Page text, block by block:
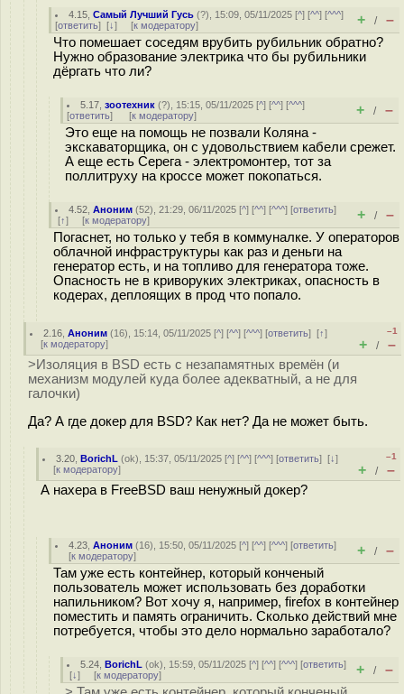
4.15 ,Самый Лучший Гусь (?), 15:09, 05/11/2025 [^] [^^] [^^^]
[ответить] [↓] [к модератору] + / –
Что помешает соседям врубить рубильник обратно?
Нужно образование электрика что бы рубильники
дёргать что ли?
5.17 ,зоотехник (?), 15:15, 05/11/2025 [^] [^^] [^^^]
[ответить] [к модератору] + / –
Это еще на помощь не позвали Коляна -
экскаваторщика, он с удовольствием кабели срежет.
А еще есть Серега - электромонтер, тот за
поллитруху на кроссе может покопаться.
4.52 ,Аноним (52), 21:29, 06/11/2025 [^] [^^] [^^^] [ответить]
[↑] [к модератору] + / –
Погаснет, но только у тебя в коммуналке. У операторов
облачной инфраструктуры как раз и деньги на
генератор есть, и на топливо для генератора тоже.
Опасность не в криворуких электриках, опасность в
кодерах, деплоящих в прод что попало.
2.16 ,Аноним (16), 15:14, 05/11/2025 [^] [^^] [^^^] [ответить][↑]
[к модератору]
–1
+ / –
>Изоляция в BSD есть с незапамятных времён (и
механизм модулей куда более адекватный, а не для
галочки)
Да? А где докер для BSD? Как нет? Да не может быть.
3.20 ,BorichL (ok), 15:37, 05/11/2025 [^] [^^] [^^^] [ответить][↓]
[к модератору]
–1
+ / –
А нахера в FreeBSD ваш ненужный докер?
4.23 ,Аноним (16), 15:50, 05/11/2025 [^] [^^] [^^^] [ответить]
[к модератору] + / –
Там уже есть контейнер, который конченый
пользователь может использовать без доработки
напильником? Вот хочу я, например, firefox в контейнер
поместить и память ограничить. Сколько действий мне
потребуется, чтобы это дело нормально заработало?
5.24 ,BorichL (ok), 15:59, 05/11/2025 [^] [^^] [^^^] [ответить]
[↓] [к модератору] + / –